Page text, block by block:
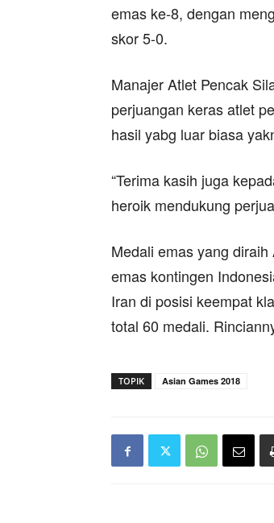
emas ke-8, dengan
skor 5-0.
Manajer Atlet Pencak
perjuangan keras atlet
hasil yabg luar biasa
“Terima kasih juga
heroik mendukung
Medali emas yang
emas kontingen
Iran di posisi keempat
total 60 medali.
TOPIK Asian Games 2018